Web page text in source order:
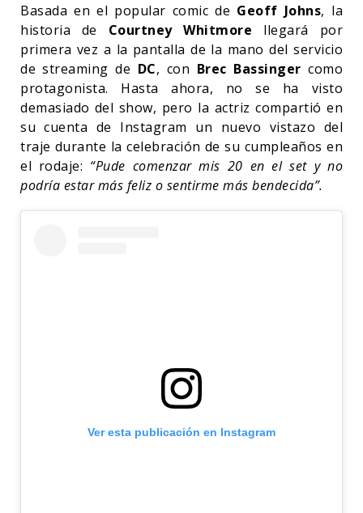
Basada en el popular comic de Geoff Johns, la
historia de Courtney Whitmore llegará por
primera vez a la pantalla de la mano del servicio
de streaming de DC, con Brec Bassingercomo
protagonista. Hasta ahora, no se ha visto
demasiado del show, pero la actriz compartió en
su cuenta de Instagram un nuevo vistazo del
traje durante la celebración de su cumpleaños en
el rodaje: “Pude comenzar mis 20 en el set y no
podría estar más feliz o sentirme más bendecida”.
Ver esta publicación en Instagram